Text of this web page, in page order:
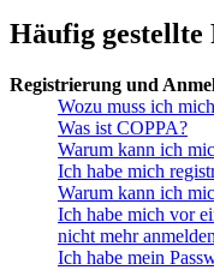
Häufig gestellte
Registrierung und
Wozu muss ich
Was ist COPPA?
Warum kann ich
Ich habe mich
Warum kann ich
Ich habe mich vor
nicht mehr
Ich habe mein